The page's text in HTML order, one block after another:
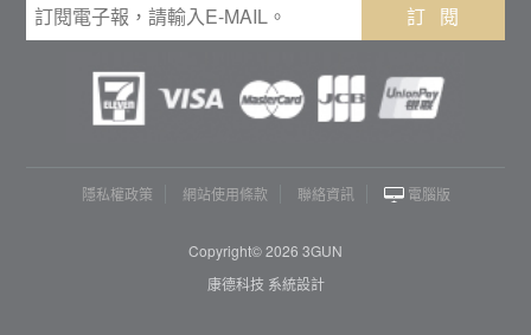
訂 閱
隱私權政策 網站使用條款 聯絡資訊 電腦版
Copyright© 2026 3GUN
康德科技 系統設計